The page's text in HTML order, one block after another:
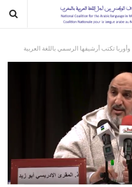
تكتب أرشيفها الرسمي باللغة العربية